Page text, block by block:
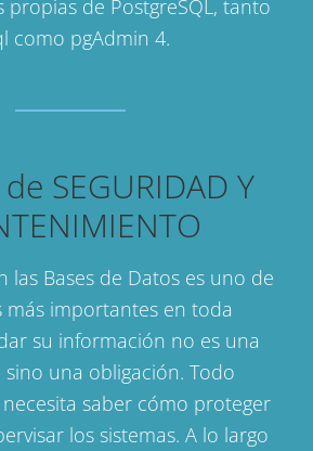
propias de PostgreSQL, tanto
como pgAdmin 4.
SEGURIDAD Y
las Bases de Datos es uno de
más importantes en toda
su información no es una
sino una obligación. Todo
saber cómo proteger
los sistemas. A lo largo